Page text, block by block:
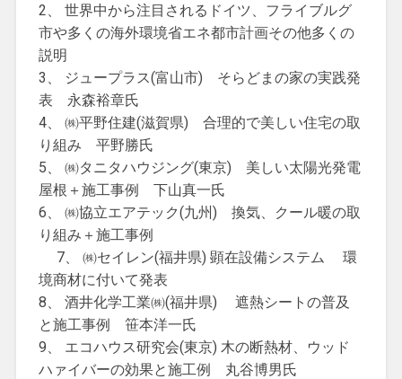
2、 世界中から注目されるドイツ、フライブルグ
市や多くの海外環境省エネ都市計画その他多くの
説明
3、 ジュープラス(富山市) そらどまの家の実践発
表 永森裕章氏
4、 ㈱平野住建(滋賀県) 合理的で美しい住宅の取
り組み 平野勝氏
5、 ㈱タニタハウジング(東京) 美しい太陽光発電
屋根＋施工事例 下山真一氏
6、 ㈱協立エアテック(九州) 換気、クール暖の取
り組み＋施工事例
7、 ㈱セイレン(福井県) 顕在設備システム 環
境商材に付いて発表
8、 酒井化学工業㈱(福井県) 遮熱シートの普及
と施工事例 笹本洋一氏
9、 エコハウス研究会(東京) 木の断熱材、ウッド
ハァイバーの効果と施工例 丸谷博男氏